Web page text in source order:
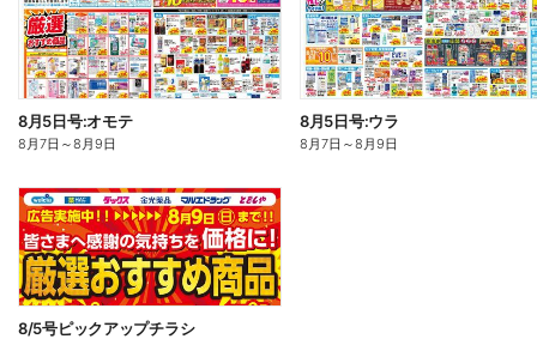
8月5日号:オモテ
8月7日 ～8月9日
8月5日号:ウラ
8月7日 ～8月9日
8/5号ピックアップチラシ